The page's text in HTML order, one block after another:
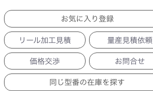
リール加工見積 量産見積依頼
価格交渉 お問合せ